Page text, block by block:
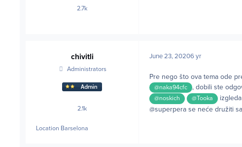
2.7kposts
chivitli
Administrators
2.1kposts
Location Barselona
June 23, 20206 yr
Pre nego što ova tema ode
@naka94cfc , dobili ste
@noskich @Tooka
@superpera se neće družiti